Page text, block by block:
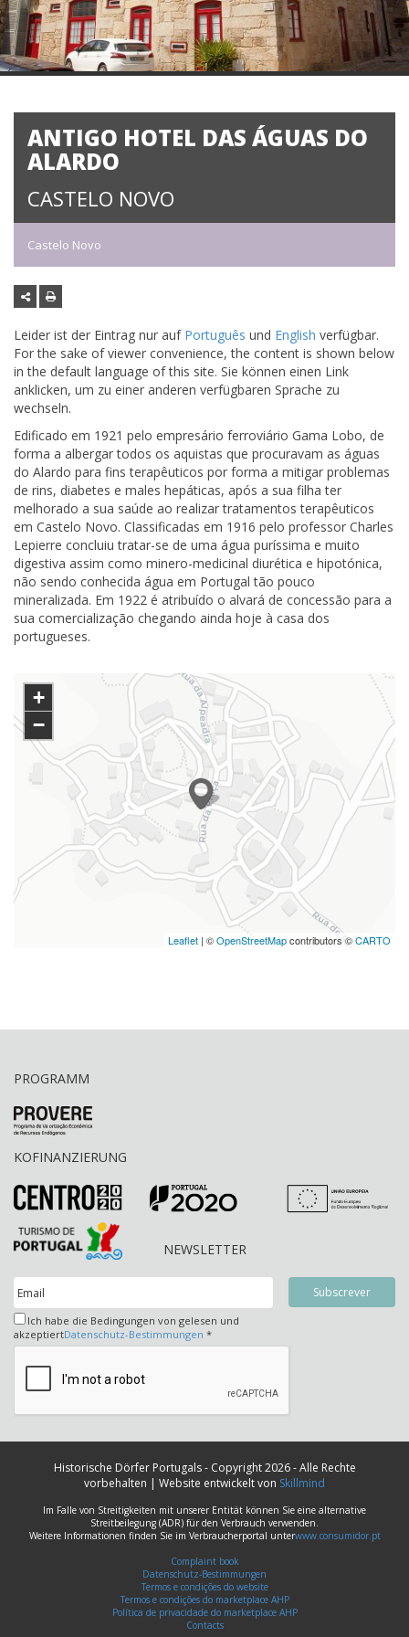
ANTIGO HOTEL DAS ÁGUAS DO
ALARDO
CASTELO NOVO
Castelo Novo
Leider ist der Eintrag nur auf Português und English verfügbar.
For the sake of viewer convenience, the content is shown below
in the default language of this site. Sie können einen Link
anklicken, um zu einer anderen verfügbaren Sprache zu
wechseln.
Edificado em 1921 pelo empresário ferroviário Gama Lobo, de
forma a albergar todos os aquistas que procuravam as águas
do Alardo para fins terapêuticos por forma a mitigar problemas
de rins, diabetes e males hepáticas, após a sua filha ter
melhorado a sua saúde ao realizar tratamentos terapêuticos
em Castelo Novo. Classificadas em 1916 pelo professor Charles
Lepierre concluiu tratar-se de uma água puríssima e muito
digestiva assim como minero-medicinal diurética e hipotónica,
não sendo conhecida água em Portugal tão pouco
mineralizada. Em 1922 é atribuído o alvará de concessão para a
sua comercialização chegando ainda hoje à casa dos
portugueses.
+
−
Leaflet | ©OpenStreetMapcontributors ©CARTO
PROGRAMM
KOFINANZIERUNG
NEWSLETTER
Ich habe die Bedingungen von gelesen und
akzeptiertDatenschutz-Bestimmungen *
Historische Dörfer Portugals - Copyright 2026 - Alle Rechte
vorbehalten | Website entwickelt von Skillmind
Im Falle von Streitigkeiten mit unserer Entität können Sie eine alternative
Streitbeilegung (ADR) für den Verbrauch verwenden.
Weitere Informationen finden Sie im Verbraucherportal unterwww.consumidor.pt
Complaint book
Datenschutz-Bestimmungen
Termos e condições do website
Termos e condições do marketplace AHP
Política de privacidade do marketplace AHP
Contacts